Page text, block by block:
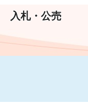
文
入札・公売